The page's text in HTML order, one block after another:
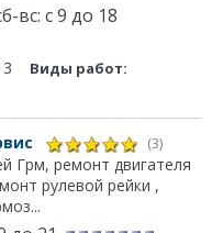
вс: с 9 до 18
Виды работ:
(3)
Грм, ремонт двигателя
рулевой рейки ,